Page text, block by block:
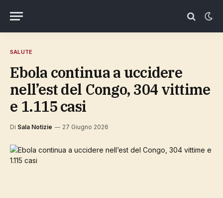
SALUTE
Ebola continua a uccidere
nell’est del Congo, 304 vittime
e 1.115 casi
Di Sala Notizie 27 Giugno 2026